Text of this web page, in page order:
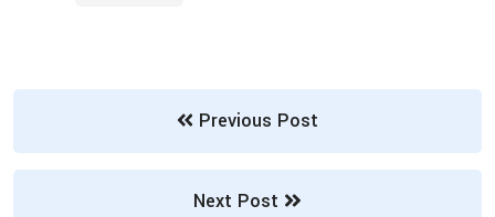
Previous Post
Next Post